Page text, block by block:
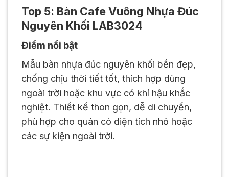
Top 5: Bàn Cafe Vuông Nhựa Đúc
Nguyên Khối LAB3024
Điểm nổi bật
Mẫu bàn nhựa đúc nguyên khối bền đẹp,
chống chịu thời tiết tốt, thích hợp dùng
ngoài trời hoặc khu vực có khí hậu khắc
nghiệt. Thiết kế thon gọn, dễ di chuyển,
phù hợp cho quán có diện tích nhỏ hoặc
các sự kiện ngoài trời.